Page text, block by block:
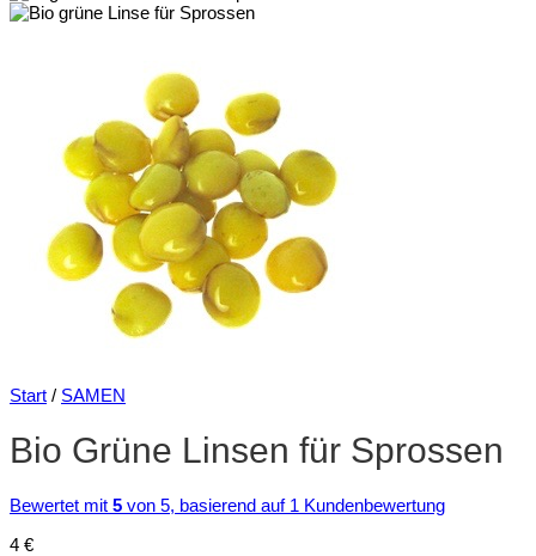
Start / SAMEN
Bio Grüne Linsen für Sprossen
Bewertet mit 5 von 5, basierend auf 1 Kundenbewertung
4 €